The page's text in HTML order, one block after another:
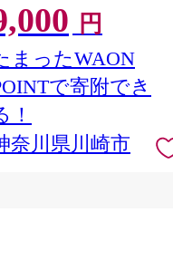
プ 再生紙 100％ 日用品 消
品 防災 備蓄 トイレットペ
パー トイレ 神奈川県 川崎
トイレットペーパー 新生
生活雑貨 生活用品 といれ
とぺーぱー 長持ち 長巻き
とめ 非常 便利 サステナブ
エコ トイレットペーパー
円
まったWAON
で寄附でき
！
奈川県川崎市